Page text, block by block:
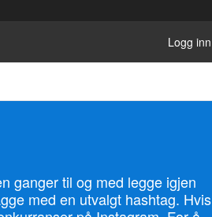
Logg inn
ganger til og med legge igjen
med en utvalgt hashtag. Hvis